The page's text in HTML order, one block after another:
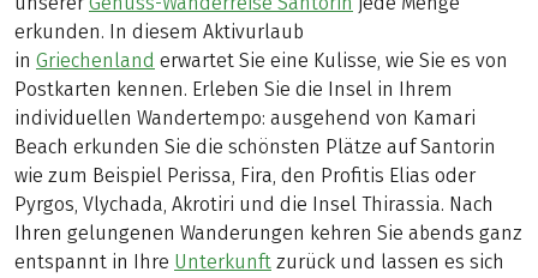
erkunden. In diesem Aktivurlaub
in Griechenland erwartet Sie eine Kulisse, wie Sie es von
Postkarten kennen. Erleben Sie die Insel in Ihrem
individuellen Wandertempo: ausgehend von Kamari
Beach erkunden Sie die schönsten Plätze auf Santorin
wie zum Beispiel Perissa, Fira, den Profitis Elias oder
Pyrgos, Vlychada, Akrotiri und die Insel Thirassia. Nach
Ihren gelungenen Wanderungen kehren Sie abends ganz
entspannt in Ihre Unterkunft zurück und lassen es sich